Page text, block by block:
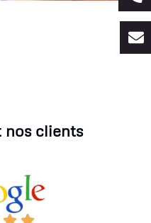
nos clients